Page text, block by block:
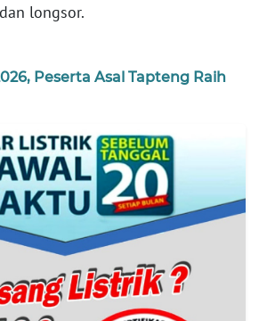
longsor.
Peserta Asal Tapteng Raih